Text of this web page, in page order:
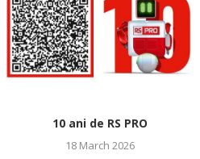
10 ani de RS PRO
18 March 2026